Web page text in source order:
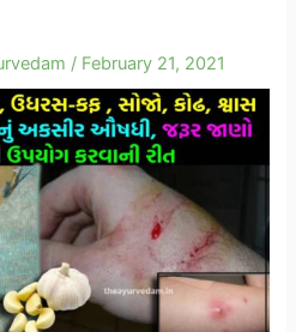
/ February 21, 2021